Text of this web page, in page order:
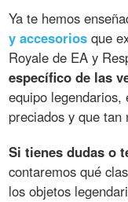
Ya te hemos
y accesorios que
Royale de EA y
específico de las
equipo
preciados y que tan
Si tienes dudas o
contaremos qué
los objetos